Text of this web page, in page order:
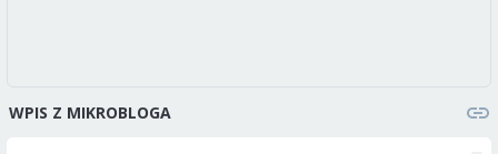
WPIS Z MIKROBLOGA